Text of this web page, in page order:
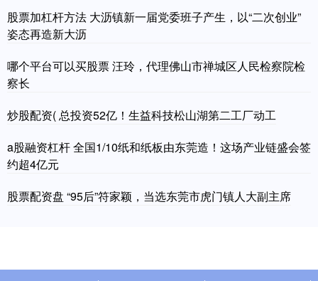
股票加杠杆方法 大沥镇新一届党委班子产生，以“二次创业”
姿态再造新大沥
哪个平台可以买股票 汪玲，代理佛山市禅城区人民检察院检
察长
炒股配资( 总投资52亿！生益科技松山湖第二工厂动工
a股融资杠杆 全国1/10纸和纸板由东莞造！这场产业链盛会签
约超4亿元
股票配资盘 “95后”符家颖，当选东莞市虎门镇人大副主席